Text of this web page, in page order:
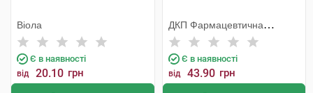
Віола
Є в наявності
від 20.10 грн
ДКП Фармацевтична
фабрика
Є в наявності
від 43.90 грн